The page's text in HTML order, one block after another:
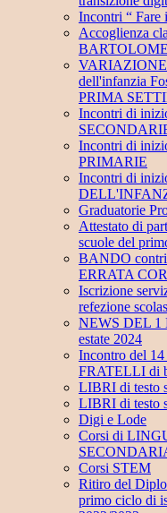
Incontri “ Fare
Accoglienza
VARIAZIONE
dell'infanzia
PRIMA
Incontri di
Incontri di
PRIMARIE
Incontri di
Graduatorie
Attestato di
scuole del
BANDO
ERRATA
Iscrizione
refezione
NEWS DEL 1
estate 2024
Incontro del
FRATELLI di
LIBRI di testo
LIBRI di testo
Digi e Lode
Corsi di
Corsi STEM
Ritiro del
primo ciclo di